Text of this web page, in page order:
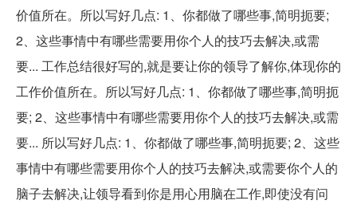
价值所在。所以写好几点: 1、你都做了哪些事,简明扼要;
2、这些事情中有哪些需要用你个人的技巧去解决,或需
要... 工作总结很好写的,就是要让你的领导了解你,体现你的
工作价值所在。所以写好几点: 1、你都做了哪些事,简明扼
要; 2、这些事情中有哪些需要用你个人的技巧去解决,或需
要... 所以写好几点: 1、你都做了哪些事,简明扼要; 2、这些
事情中有哪些需要用你个人的技巧去解决,或需要你个人的
脑子去解决,让领导看到你是用心用脑在工作,即使没有问